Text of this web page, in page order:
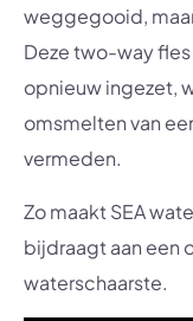
weggegooid,
Deze two-way
opnieuw ingezet,
omsmelten van
vermeden.
Zo maakt SEA
bijdraagt aan een
waterschaarste.